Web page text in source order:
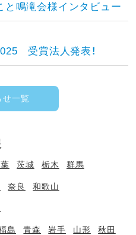
と鳴滝会様インタビュー
受賞法人発表！
せ一覧
茨城 栃木 群馬
奈良 和歌山
島 青森 岩手 山形 秋田